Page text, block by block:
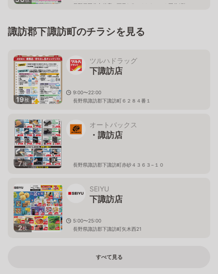
長野県岡谷市銀座一丁目1-5レイクウォーク岡谷3階
諏訪郡下諏訪町のチラシを見る
19枚
ツルハドラッグ
下諏訪店
9:00〜22:00
長野県諏訪郡下諏訪町６２８４番１
7枚
オートバックス
・諏訪店
長野県諏訪郡下諏訪町赤砂４３６３−１０
2枚
SEIYU
下諏訪店
5:00〜25:00
長野県諏訪郡下諏訪町矢木西21
すべて見る